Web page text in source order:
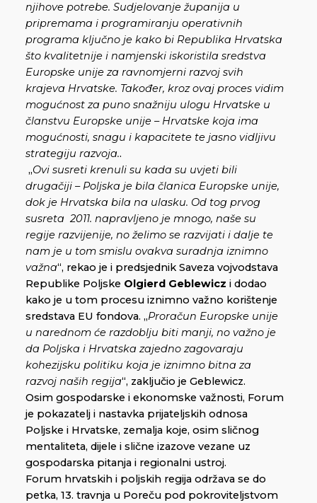
njihove potrebe. Sudjelovanje županija u
pripremama i programiranju operativnih
programa ključno je kako bi Republika Hrvatska
što kvalitetnije i namjenski iskoristila sredstva
Europske unije za ravnomjerni razvoj svih
krajeva Hrvatske. Također, kroz ovaj proces vidim
mogućnost za puno snažniju ulogu Hrvatske u
članstvu Europske unije – Hrvatske koja ima
mogućnosti, snagu i kapacitete te jasno vidljivu
strategiju razvoja..
„Ovi susreti krenuli su kada su uvjeti bili
drugačiji – Poljska je bila članica Europske unije,
dok je Hrvatska bila na ulasku. Od tog prvog
susreta 2011. napravljeno je mnogo, naše su
regije razvijenije, no želimo se razvijati i dalje te
nam je u tom smislu ovakva suradnja iznimno
važna“, rekao je i predsjednik Saveza vojvodstava
Republike Poljske Olgierd Geblewicz i dodao
kako je u tom procesu iznimno važno korištenje
sredstava EU fondova. „Proračun Europske unije
u narednom će razdoblju biti manji, no važno je
da Poljska i Hrvatska zajedno zagovaraju
kohezijsku politiku koja je iznimno bitna za
razvoj naših regija“, zaključio je Geblewicz.
Osim gospodarske i ekonomske važnosti, Forum
je pokazatelj i nastavka prijateljskih odnosa
Poljske i Hrvatske, zemalja koje, osim sličnog
mentaliteta, dijele i slične izazove vezane uz
gospodarska pitanja i regionalni ustroj.
Forum hrvatskih i poljskih regija održava se do
petka, 13. travnja u Poreču pod pokroviteljstvom